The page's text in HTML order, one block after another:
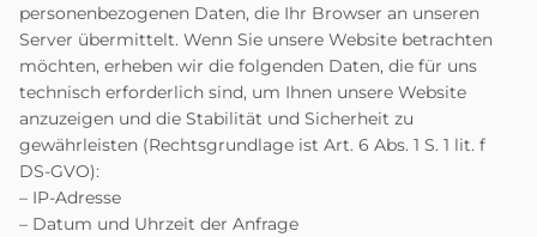
personenbezogenen Daten, die Ihr Browser an unseren
Server übermittelt. Wenn Sie unsere Website betrachten
möchten, erheben wir die folgenden Daten, die für uns
technisch erforderlich sind, um Ihnen unsere Website
anzuzeigen und die Stabilität und Sicherheit zu
gewährleisten (Rechtsgrundlage ist Art. 6 Abs. 1 S. 1 lit. f
DS-GVO):
– IP-Adresse
– Datum und Uhrzeit der Anfrage